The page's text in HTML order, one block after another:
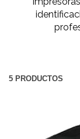
5 PRODUCTOS